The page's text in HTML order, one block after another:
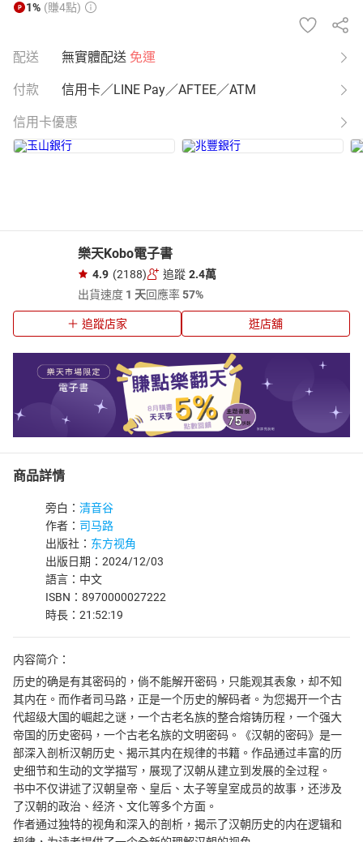
1% (賺4點)
配送 無實體配送 免運
付款 信用卡／LINE Pay／AFTEE／ATM
信用卡優惠
樂天Kobo電子書
4.9 (2188) 追蹤 2.4萬
出貨速度 1 天回應率57%
追蹤店家 逛店舖
商品詳情
旁白： 清音谷
作者： 司马路
出版社： 东方视角
出版日期：2024/12/03
語言：中文
ISBN：8970000027222
時長：21:52:19
内容简介：
历史的确是有其密码的，倘不能解开密码，只能观其表象，却不知
其内在。而作者司马路，正是一个历史的解码者。为您揭开一个古
代超级大国的崛起之谜，一个古老名族的整合熔铸历程，一个强大
帝国的历史密码，一个古老名族的文明密码。《汉朝的密码》是一
部深入剖析汉朝历史、揭示其内在规律的书籍。作品通过丰富的历
史细节和生动的文学描写，展现了汉朝从建立到发展的全过程。
书中不仅讲述了汉朝皇帝、皇后、太子等皇室成员的故事，还涉及
了汉朝的政治、经济、文化等多个方面。
作者通过独特的视角和深入的剖析，揭示了汉朝历史的内在逻辑和